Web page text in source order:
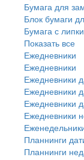
Бумага для
Блок бумаги
Бумага с
Показать все
Ежедневники
Ежедневники
Ежедневники
Ежедневники
Ежедневники
Ежедневники
Планнинги
Планнинги